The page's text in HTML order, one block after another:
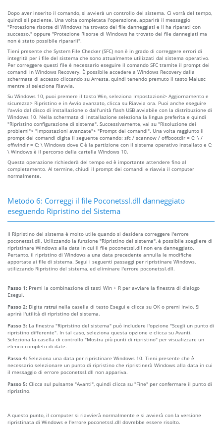
Dopo aver inserito il comando, si avvierà un controllo del sistema. Ci vorrà del tempo,
quindi sii paziente. Una volta completata l'operazione, apparirà il messaggio
"Protezione risorse di Windows ha trovato dei file danneggiati e li ha riparati con
successo." oppure "Protezione Risorse di Windows ha trovato dei file dannegiati ma
non è stato possibile ripararli".
Tieni presente che System File Checker (SFC) non è in grado di correggere errori di
integrità per i file del sistema che sono attualmente utilizzati dal sistema operativo.
Per correggere questi file è necessario eseguire il comando SFC tramite il prompt dei
comandi in Windows Recovery. È possibile accedere a Windows Recovery dalla
schermata di accesso cliccando su Arresta, quindi tenendo premuto il tasto Maiusc
mentre si seleziona Riavvia.
Su Windows 10, puoi premere il tasto Win, seleziona Impostazioni> Aggiornamento e
sicurezza> Ripristino e in Avvio avanzato, clicca su Riavvia ora. Puoi anche eseguire
l'avvio dal disco di installazione o dall'unità flash USB avviabile con la distribuzione di
Windows 10. Nella schermata di installazione seleziona la lingua preferita e quindi
"Ripristino configurazione di sistema". Successivamente, vai su "Risoluzione dei
problemi"> "Impostazioni avanzate"> "Prompt dei comandi". Una volta raggiunto il
prompt dei comandi digita il seguente comando: sfc / scannow / offbootdir = C: \ /
offwindir = C: \ Windows dove C è la partizione con il sistema operativo installato e C:
\ Windows è il percorso della cartella Windows 10.
Questa operazione richiederà del tempo ed è importante attendere fino al
completamento. Al termine, chiudi il prompt dei comandi e riavvia il computer
normalmente.
Metodo 6: Correggi il file Poconetssl.dll danneggiato
eseguendo Ripristino del Sistema
Il Ripristino del sistema è molto utile quando si desidera correggere l'errore
poconetssl.dll. Utilizzando la funzione "Ripristino del sistema", è possibile scegliere di
ripristinare Windows alla data in cui il file poconetssl.dll non era danneggiato.
Pertanto, il ripristino di Windows a una data precedente annulla le modifiche
apportate ai file di sistema. Segui i seguenti passaggi per ripristinare Windows,
utilizzando Ripristino del sistema, ed eliminare l'errore poconetssl.dll.
Passo 1: Premi la combinazione di tasti Win + R per avviare la finestra di dialogo
Esegui.
Passo 2: Digita rstrui nella casella di testo Esegui e clicca su OK o premi Invio. Si
aprirà l'utilità di ripristino del sistema.
Passo 3: La finestra "Ripristino del sistema" può includere l'opzione "Scegli un punto di
ripristino differente". In tal caso, seleziona questa opzione e clicca su Avanti.
Seleziona la casella di controllo "Mostra più punti di ripristino" per visualizzare un
elenco completo di date.
Passo 4: Seleziona una data per ripristinare Windows 10. Tieni presente che è
necessario selezionare un punto di ripristino che ripristinerà Windows alla data in cui
il messaggio di errore poconetssl.dll non appariva.
Passo 5: Clicca sul pulsante "Avanti", quindi clicca su "Fine" per confermare il punto di
ripristino.
A questo punto, il computer si riavvierà normalmente e si avvierà con la versione
ripristinata di Windows e l'errore poconetssl.dll dovrebbe essere risolto.